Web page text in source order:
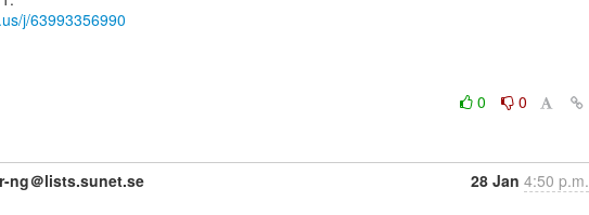
j/63993356990
0 0
ng＠lists.sunet.se 28 Jan 4:50 p.m.